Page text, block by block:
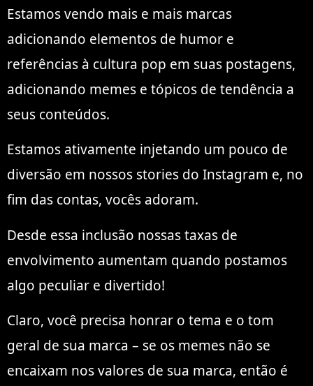
Estamos vendo mais e mais marcas
adicionando elementos de humor e
referências à cultura pop em suas postagens,
adicionando memes e tópicos de tendência a
seus conteúdos.
Estamos ativamente injetando um pouco de
diversão em nossos stories do Instagram e, no
fim das contas, vocês adoram.
Desde essa inclusão nossas taxas de
envolvimento aumentam quando postamos
algo peculiar e divertido!
Claro, você precisa honrar o tema e o tom
geral de sua marca – se os memes não se
encaixam nos valores de sua marca, então é